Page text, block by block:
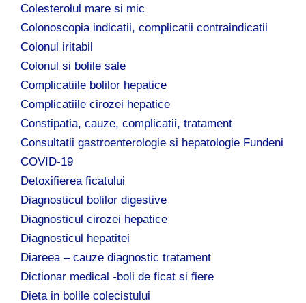
Colesterolul mare si mic
Colonoscopia indicatii, complicatii contraindicatii
Colonul iritabil
Colonul si bolile sale
Complicatiile bolilor hepatice
Complicatiile cirozei hepatice
Constipatia, cauze, complicatii, tratament
Consultatii gastroenterologie si hepatologie Fundeni
COVID-19
Detoxifierea ficatului
Diagnosticul bolilor digestive
Diagnosticul cirozei hepatice
Diagnosticul hepatitei
Diareea – cauze diagnostic tratament
Dictionar medical -boli de ficat si fiere
Dieta in bolile colecistului